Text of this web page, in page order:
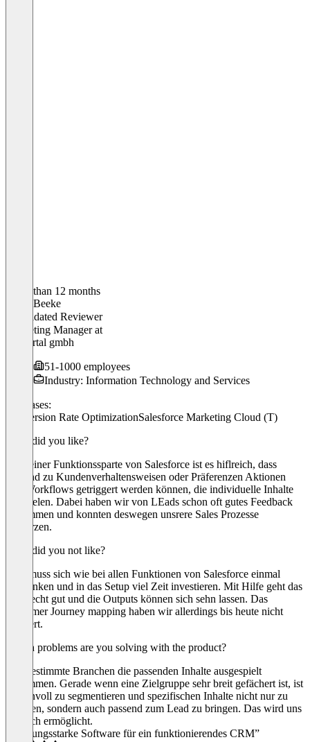
Older than 12 months
Sarah Beeke
Validated Reviewer
Marketing Managerat
4allportal gmbh
51-1000 employees
Industry: Information Technology and Services
Use cases:
Conversion Rate OptimizationSalesforce Marketing Cloud (T)
What did you like?
Bei deiner Funktionssparte von Salesforce ist es hiflreich, dass
passend zu Kundenverhaltensweisen oder Präferenzen Aktionen
und Workflows getriggert werden können, die individuelle Inhalte
ausspielen. Dabei haben wir von LEads schon oft gutes Feedback
bekommen und konnten deswegen unsrere Sales Prozesse
verkürzen.
What did you not like?
Man muss sich wie bei allen Funktionen von Salesforce einmal
reindenken und in das Setup viel Zeit investieren. Mit Hilfe geht das
aber recht gut und die Outputs können sich sehn lassen. Das
Customer Journey mapping haben wir allerdings bis heute nicht
etabliert.
Which problems are you solving with the product?
Das bestimmte Branchen die passenden Inhalte ausgespielt
bekommen. Gerade wenn eine Zielgruppe sehr breit gefächert ist, ist
es sinnvoll zu segmentieren und spezifischen Inhalte nicht nur zu
erstellen, sondern auch passend zum Lead zu bringen. Das wird uns
dadurch ermöglicht.
“Leistungsstarke Software für ein funktionierendes CRM”